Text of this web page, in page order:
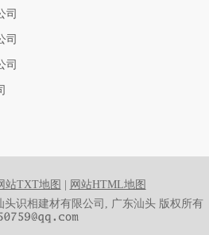
司
司
司
站TXT地图
网站HTML地图
头识相建材有限公司, 广东汕头 版权所有